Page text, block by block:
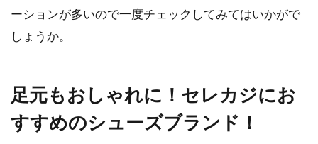
ーションが多いので一度チェックしてみてはいかがで
しょうか。
足元もおしゃれに！セレカジにお
すすめのシューズブランド！